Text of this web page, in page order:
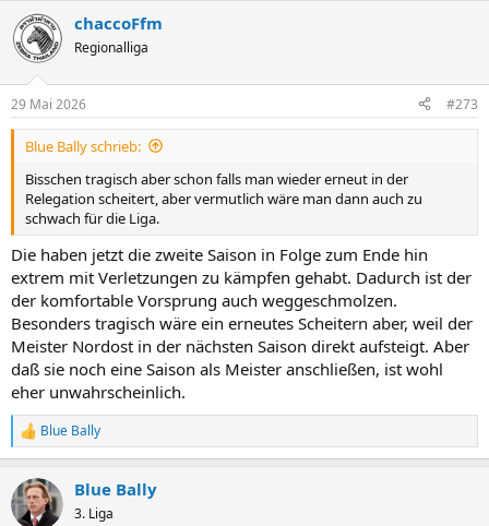
k
t
i
e
n
chaccoFfm
Regionalliga
29 Mai 2026 #273
Blue Bally schrieb:
Bisschen tragisch aber schon falls man wieder erneut in der
Relegation scheitert, aber vermutlich wäre man dann auch zu
schwach für die Liga.
Die haben jetzt die zweite Saison in Folge zum Ende hin
extrem mit Verletzungen zu kämpfen gehabt. Dadurch ist der
der komfortable Vorsprung auch weggeschmolzen.
Besonders tragisch wäre ein erneutes Scheitern aber, weil der
Meister Nordost in der nächsten Saison direkt aufsteigt. Aber
daß sie noch eine Saison als Meister anschließen, ist wohl
eher unwahrscheinlich.
R
e
k
t
Blue Bally
Blue Bally
3. Liga